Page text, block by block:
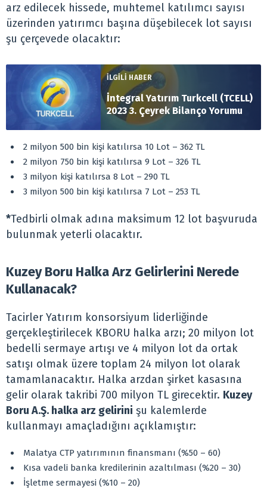
arz edilecek hissede, muhtemel katılımcı sayısı
üzerinden yatırımcı başına düşebilecek lot sayısı
şu çerçevede olacaktır:
İLGİLİ HABER
İntegral Yatırım Turkcell (TCELL)
2023 3. Çeyrek Bilanço Yorumu
2 milyon 500 bin kişi katılırsa 10 Lot – 362 TL
2 milyon 750 bin kişi katılırsa 9 Lot – 326 TL
3 milyon kişi katılırsa 8 Lot – 290 TL
3 milyon 500 bin kişi katılırsa 7 Lot – 253 TL
*Tedbirli olmak adına maksimum 12 lot başvuruda
bulunmak yeterli olacaktır.
Kuzey Boru Halka Arz Gelirlerini Nerede
Kullanacak?
Tacirler Yatırım konsorsiyum liderliğinde
gerçekleştirilecek KBORU halka arzı; 20 milyon lot
bedelli sermaye artışı ve 4 milyon lot da ortak
satışı olmak üzere toplam 24 milyon lot olarak
tamamlanacaktır. Halka arzdan şirket kasasına
gelir olarak takribi 700 milyon TL girecektir. Kuzey
Boru A.Ş. halka arz gelirini şu kalemlerde
kullanmayı amaçladığını açıklamıştır:
Malatya CTP yatırımının finansmanı (%50 – 60)
Kısa vadeli banka kredilerinin azaltılması (%20 – 30)
İşletme sermayesi (%10 – 20)